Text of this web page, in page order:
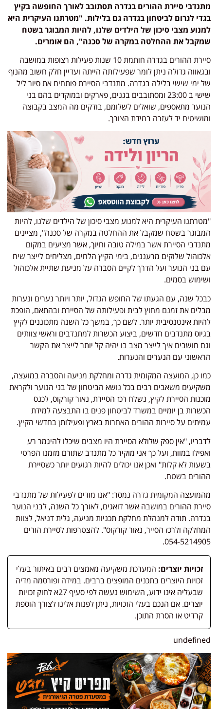
מתנדבי סיירת ההורים בגדרה תסתובב לאורך החופשה בקיץ
בגדי לגרום לביטחון בגדרה גם בלילות. "מטרתנו העיקרית היא
למנוע מצבי סיכון של הילדים שלנו, להיות המבוגר בשטח
שמקבל את ההחלטה במקרה של סכנה", הם אומרים.
סיירת ההורים בגדרה חותמת 10 שנות פעילות רצופות במושבה
ובגאווה גדולה ניתן לומר שפעילותה הייתה ועדיין חלק חשוב מהנוף
של ימי שישי בלילה בגדרה. מתנדבי הסיירת פותחים את סיור ליל
שישי ב 23:00 ומסתובבים בגנים, פארקים ובמוקדים בהם בני
הנוער מתאספים, שואלים לשלומם, בודקים מה המצב בקבוצה
ומושיטים יד לעזרה במידת הצורך.
"מטרתנו העיקרית היא למנוע מצבי סיכון של הילדים שלנו, להיות
המבוגר בשטח שמקבל את ההחלטה במקרה של סכנה", מציינים
מתנדבי הסיירת אשר במילה טובה וחיוך, אשר מציעים במקום
אלכוהול שלוקים מרעננים, בימי הקיץ הלחים, מצליחים לייצר שיח
עם בני הנוער ועל הדרך לקיים הסברה על מניעת שתיית אלכוהול
ושימוש בסמים.
כבכל שנה, עם הגעתו של החופש הגדול, יותר ויותר נערים ונערות
מבלים את זמנם מחוץ לבית ופעילותה של הסיירת ובהתאם, הופכת
להיות אינטנסיבית יותר. לשם כך, במשך כל השנה מתכוננים לקיץ
בגיוס מתנדבים חדשים, ביצוע הכשרות למתנדבים וראשי צוותים
וגם חושבים איך לייצר מצב בו יהיה קל יותר לייצר את הקשר
הראשוני עם הנערים והנערות.
כמו כן, המועצה המקומית גדרה ומחלקת מניעה והסברה במועצה,
משקיעים משאבים רבים בכל נושא הביטחון של בני הנוער ולקראת
מוכנות הסיירת לקיץ, נשלח רכז הסיירת, נאור קורקוס, לכנס
הכשרות בן יומיים במשרד לביטחון פנים בו התבצעה למידת
עמיתים על סיירות ההורים האחרות בארץ ופעילותן בחדשי הקיץ.
לדבריו, "אין ספק שלולא הסיירת היו מצבים שיכלו להיגמר רע
ואפילו במוות, ועל כך אני מוקיר כל מתנדב שתורם מזמנו הפרטי
בשעות לא קלות" ואכן אנו יכולים להיות רגועים יותר כשסיירת
ההורים בשטח.
מהמועצה המקומית גדרה נמסר: "אנו מודים לפעילות של מתנדבי
סיירת ההורים במושבה אשר דואגים, לאורך כל השנה, לבני הנוער
בגדרה. תודה למנהלת מחלקת תכניות מניעה, גלית דניאל, לצוות
המחלקה ולרכז הסייר, נאור קורקוס". להצטרפות לסיירת הורים
054-5214905.
זכויות יוצרים: המערכת משקיעה מאמצים רבים באיתור בעלי
זכויות היוצרים בתכנים המופצים ברבים. במידה ופורסמה מדיה
שבעליה אינו ידוע, השימוש נעשה לפי סעיף 27א לחוק זכויות
יוצרים. אם הנכם בעלי הזכויות, ניתן לפנות אלינו לצורך הוספת
קרדיט או הסרת התוכן.
undefined